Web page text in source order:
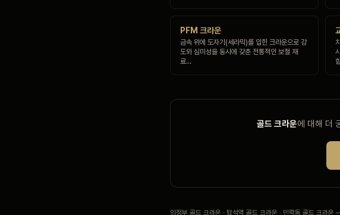
PFM 크라운
금속 위에 도자기(세라믹)를 입힌 크라운으로 강
도와 심미성을 동시에 갖춘 전통적인 보철 재
료…
골드 크라운에 대해 더
의정부 골드 크라운 · 탑석역 골드 크라운 · 민락동 골드 크라